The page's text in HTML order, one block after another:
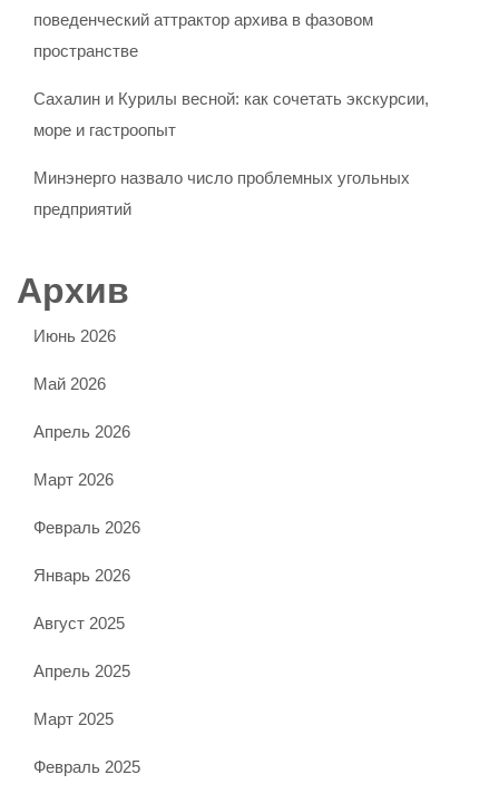
поведенческий аттрактор архива в фазовом
пространстве
Сахалин и Курилы весной: как сочетать экскурсии,
море и гастроопыт
Минэнерго назвало число проблемных угольных
предприятий
Архив
Июнь 2026
Май 2026
Апрель 2026
Март 2026
Февраль 2026
Январь 2026
Август 2025
Апрель 2025
Март 2025
Февраль 2025